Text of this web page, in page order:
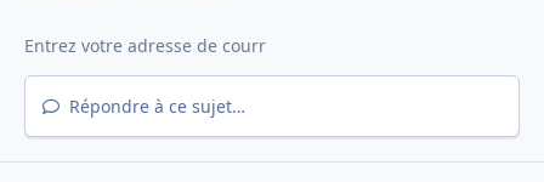
Répondre à ce sujet…